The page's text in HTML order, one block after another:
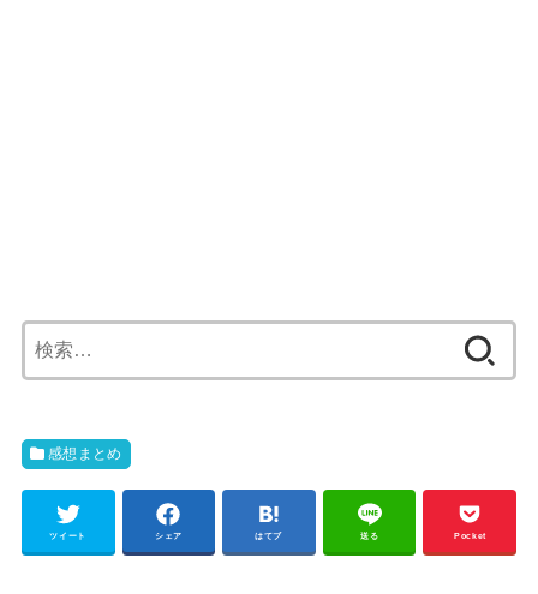
索:
感想まとめ
ツイート シェア はてブ 送る Pocket